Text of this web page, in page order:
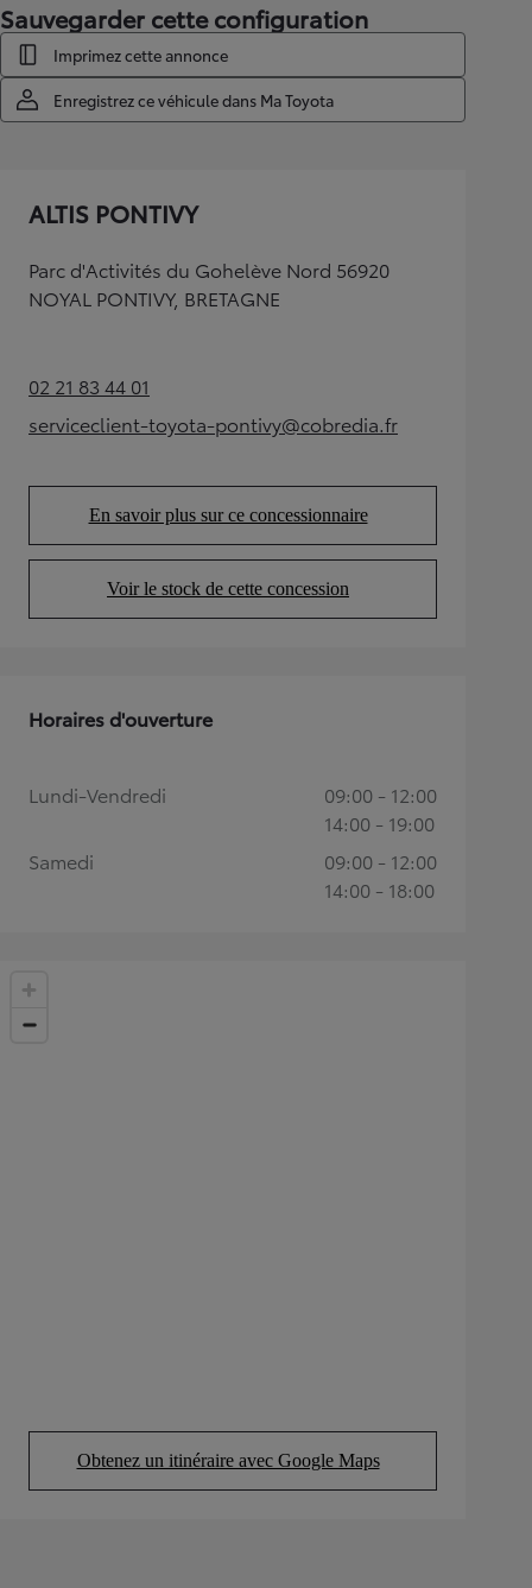
Sauvegarder cette configuration
Imprimez cette annonce
Enregistrez ce véhicule dans Ma Toyota
ALTIS PONTIVY
Parc d'Activités du Gohelève Nord 56920
NOYAL PONTIVY, BRETAGNE
02 21 83 44 01(Opens in new tab)
serviceclient-toyota-pontivy@cobredia.fr
(Opens in new tab)
En savoir plus sur ce concessionnaire
(Opens in new tab)
Voir le stock de cette concession
(Opens in new tab)
Obtenez un itinéraire avec Google Maps
(Opens in new tab)
Horaires d'ouverture
Lundi-Vendredi
09:00 - 12:00
14:00 - 19:00
Samedi
09:00 - 12:00
14:00 - 18:00